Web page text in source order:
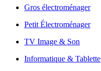
Gros électroménager
Petit Électroménager
TV Image & Son
Informatique & Tablette